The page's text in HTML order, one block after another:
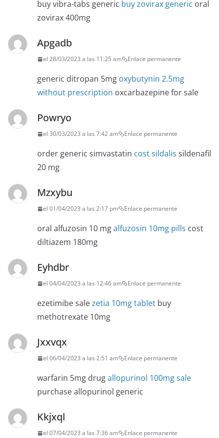
buy vibra-tabs generic buy zovirax generic oral
zovirax 400mg
Apgadb
el 28/03/2023 a las 11:25 am Enlace permanente
generic ditropan 5mg oxybutynin 2.5mg
without prescription oxcarbazepine for sale
Powryo
el 30/03/2023 a las 7:42 am Enlace permanente
order generic simvastatin cost sildalis sildenafil
20 mg
Mzxybu
el 01/04/2023 a las 2:17 pm Enlace permanente
oral alfuzosin 10 mgalfuzosin 10mg pills cost
diltiazem 180mg
Eyhdbr
el 04/04/2023 a las 12:46 am Enlace permanente
ezetimibe salezetia 10mg tablet buy
methotrexate 10mg
Jxxvqx
el 06/04/2023 a las 2:51 am Enlace permanente
warfarin 5mg drugallopurinol 100mg sale
purchase allopurinol generic
Kkjxql
el 07/04/2023 a las 7:36 am Enlace permanente